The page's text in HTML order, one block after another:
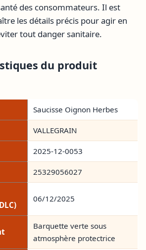
des consommateurs. Il est
les détails précis pour agir en
tout danger sanitaire.
du produit
Saucisse Oignon Herbes
VALLEGRAIN
2025-12-0053
25329056027
06/12/2025
Barquette verte sous
atmosphère protectrice